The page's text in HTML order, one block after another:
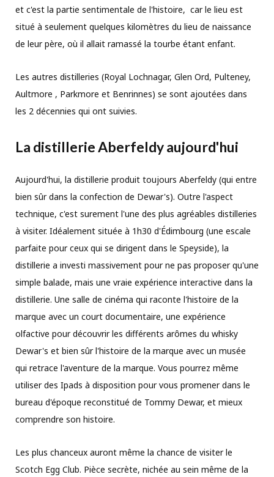
et c'est la partie sentimentale de l'histoire, car le lieu est
situé à seulement quelques kilomètres du lieu de naissance
de leur père, où il allait ramassé la tourbe étant enfant.
Les autres distilleries (Royal Lochnagar, Glen Ord, Pulteney,
Aultmore , Parkmore et Benrinnes) se sont ajoutées dans
les 2 décennies qui ont suivies.
La distillerie Aberfeldy aujourd'hui
Aujourd'hui, la distillerie produit toujours Aberfeldy (qui entre
bien sûr dans la confection de Dewar's). Outre l'aspect
technique, c'est surement l'une des plus agréables distilleries
à visiter. Idéalement située à 1h30 d'Édimbourg (une escale
parfaite pour ceux qui se dirigent dans le Speyside), la
distillerie a investi massivement pour ne pas proposer qu'une
simple balade, mais une vraie expérience interactive dans la
distillerie. Une salle de cinéma qui raconte l'histoire de la
marque avec un court documentaire, une expérience
olfactive pour découvrir les différents arômes du whisky
Dewar's et bien sûr l'histoire de la marque avec un musée
qui retrace l'aventure de la marque. Vous pourrez même
utiliser des Ipads à disposition pour vous promener dans le
bureau d'époque reconstitué de Tommy Dewar, et mieux
comprendre son histoire.
Les plus chanceux auront même la chance de visiter le
Scotch Egg Club. Pièce secrète, nichée au sein même de la